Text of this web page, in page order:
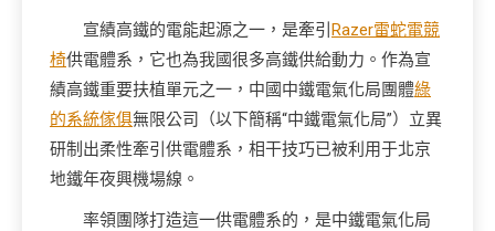
宣績高鐵的電能起源之一，是牽引 Razer雷蛇電競
椅供電體系，它也為我國很多高鐵供給動力。作為宣
績高鐵重要扶植單元之一，中國中鐵電氣化局團體綠
的系統傢俱無限公司（以下簡稱“中鐵電氣化局”）立異
研制出柔性牽引供電體系，相干技巧已被利用于北京
地鐵年夜興機場線。
率領團隊打造這一供電體系的，是中鐵電氣化局